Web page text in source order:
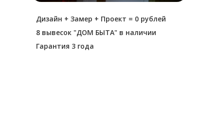
Дизайн + Замер + Проект = 0 рублей
8 вывесок "ДОМ БЫТА" в наличии
Гарантия 3 года